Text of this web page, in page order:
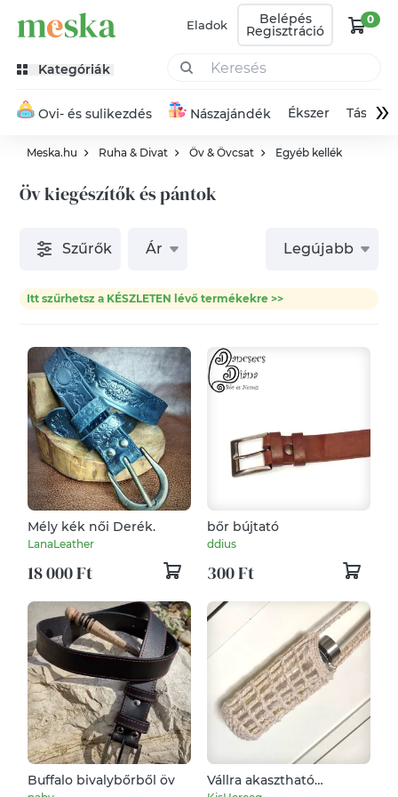
Eladok Belépés
Regisztráció
0
Kategóriák
Ovi- és sulikezdés Nászajándék Ékszer Táska»
Meska.hu Ruha & Divat Öv & Övcsat Egyéb kellék
Öv kiegészítők és pántok
Szűrők Ár Legújabb
Itt szűrhetsz a KÉSZLETEN lévő termékekre >>
Mély kék női Derék.
LanaLeather
18 000 Ft
bőr bújtató
ddius
300 Ft
Buffalo bivalybőrből öv
Vállra akasztható